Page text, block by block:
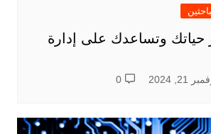
حياتك وتساعدك على إدارة
21, 2024
0